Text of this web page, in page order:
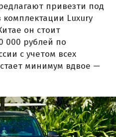
привезти под
комплектации Luxury
он стоит
000 рублей по
с учетом всех
минимум вдвое —